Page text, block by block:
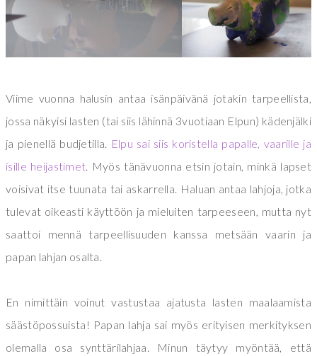
Viime vuonna halusin antaa isänpäivänä jotakin tarpeellista,
jossa näkyisi lasten (tai siis lähinnä 3vuotiaan Elpun) kädenjälki
ja pienellä budjetilla.
Elpu sai siis koristella papalle, vaarille ja
isille heijastimet . Myös tänävuonna etsin jotain, minkä lapset
voisivat itse tuunata tai askarrella. Haluan antaa lahjoja, jotka
tulevat oikeasti käyttöön ja mieluiten tarpeeseen, mutta nyt
saattoi mennä tarpeellisuuden kanssa metsään vaarin ja
papan lahjan osalta.
En nimittäin voinut vastustaa ajatusta lasten maalaamista
säästöpossuista! Papan lahja sai myös erityisen merkityksen
olemalla osa synttärilahjaa. Minun täytyy myöntää, että